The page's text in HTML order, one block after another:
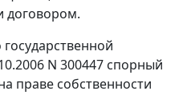
договором.
государственной
N 300447 спорный
праве собственности